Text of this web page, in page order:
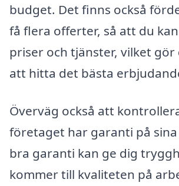
budget. Det finns också
få flera offerter, så att du
priser och tjänster, vilket gör
att hitta det bästa
Överväg också att
företaget har garanti på
bra garanti kan ge dig
kommer till kvaliteten på